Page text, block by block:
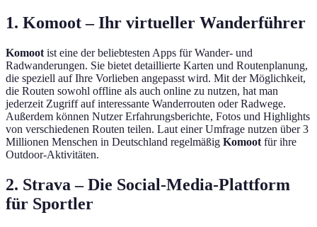
1. Komoot – Ihr virtueller Wanderführer
Komoot ist eine der beliebtesten Apps für Wander- und
Radwanderungen. Sie bietet detaillierte Karten und Routenplanung,
die speziell auf Ihre Vorlieben angepasst wird. Mit der Möglichkeit,
die Routen sowohl offline als auch online zu nutzen, hat man
jederzeit Zugriff auf interessante Wanderrouten oder Radwege.
Außerdem können Nutzer Erfahrungsberichte, Fotos und Highlights
von verschiedenen Routen teilen. Laut einer Umfrage nutzen über 3
Millionen Menschen in Deutschland regelmäßig Komoot für ihre
Outdoor-Aktivitäten.
2. Strava – Die Social-Media-Plattform
für Sportler